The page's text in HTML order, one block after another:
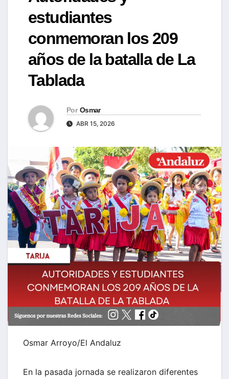
estudiantes
conmemoran los 209
años de la batalla de La
Tablada
Por Osmar
ABR 15, 2026
Osmar Arroyo/El Andaluz
En la pasada jornada se realizaron diferentes